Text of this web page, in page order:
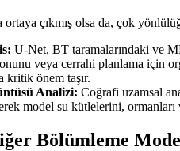
ortaya çıkmış olsa da, çok
U-Net, BT taramalarındaki ve
veya cerrahi planlama için
kritik önem taşır.
Analizi: Coğrafi uzamsal
model su kütlelerini,
Bölümleme